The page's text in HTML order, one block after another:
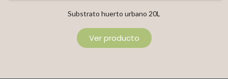
Substrato huerto urbano 20L
Ver producto